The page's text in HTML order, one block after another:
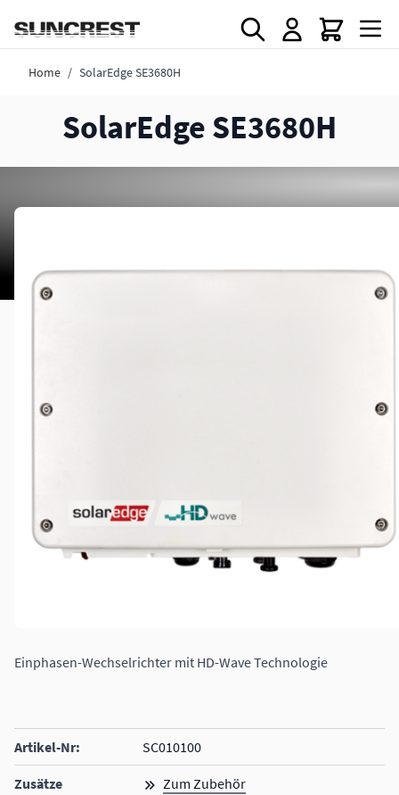
Home / SolarEdge SE3680H
SolarEdge SE3680H
Einphasen-Wechselrichter mit HD-Wave Technologie
Artikel-Nr: SC010100
Zusätze Zum Zubehör